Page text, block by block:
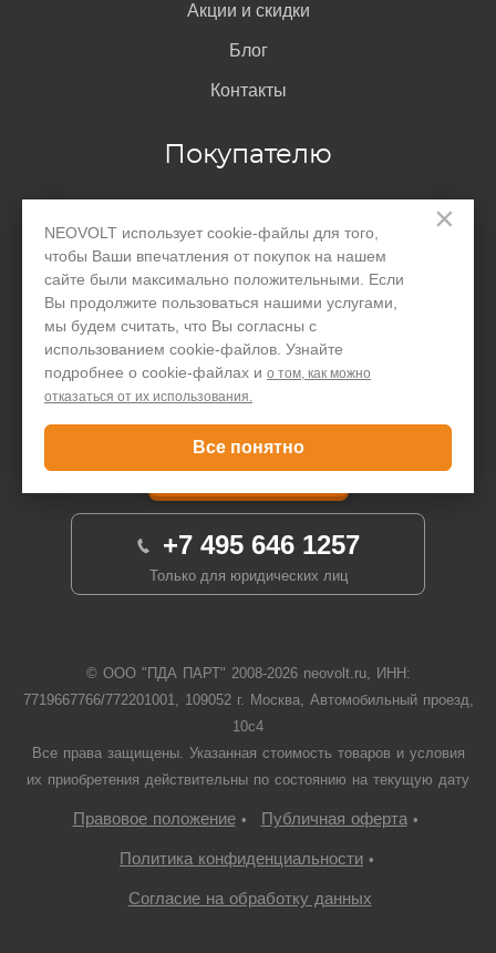
×
NEOVOLT использует cookie-файлы для того,
чтобы Ваши впечатления от покупок на нашем
сайте были максимально положительными. Если
Вы продолжите пользоваться нашими услугами,
мы будем считать, что Вы согласны с
использованием cookie-файлов. Узнайте
подробнее о cookie-файлах и о том, как можно
отказаться от их использования.
Все понятно
Акции и скидки
Блог
Контакты
Покупателю
Гарантия
Помощь
Договор-оферта
Написать директору
Задать вопрос
+7 495 646 1257
Только для юридических лиц
© ООО "ПДА ПАРТ" 2008-2026neovolt.ru, ИНН:
7719667766/772201001, 109052 г. Москва, Автомобильный проезд,
10с4
Все права защищены. Указанная стоимость товаров и условия
их приобретения действительны по состоянию на текущую дату
Правовое положение• Публичная оферта•
Политика конфиденциальности •
Согласие на обработку данных